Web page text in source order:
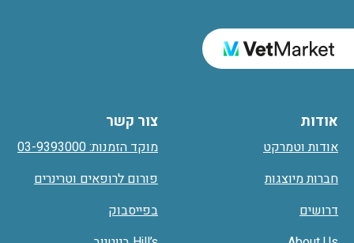
אודות
אודות וטמרקט
חברות מיוצגות
דרושים
צור קשר
מוקד הזמנות: 03-9393000
פורום לרופאים וטרינרים
בפייסבוק